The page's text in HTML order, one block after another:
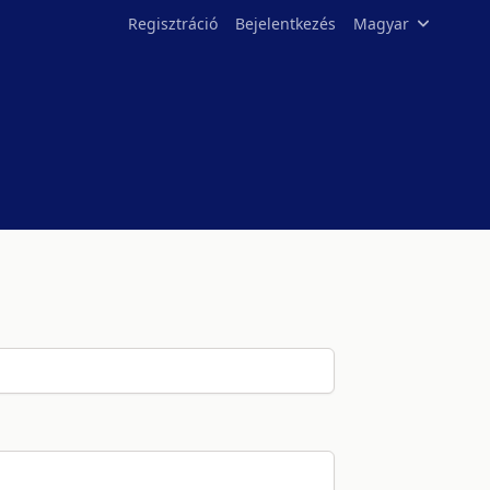
Regisztráció Bejelentkezés Magyar